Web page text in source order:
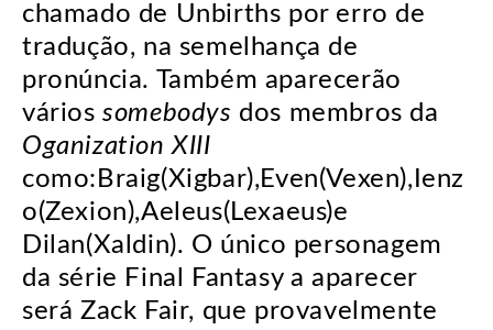
chamado de Unbirths por erro de
tradução, na semelhança de
pronúncia. Também aparecerão
váriossomebodys dos membros da
Oganization XIII
como:Braig(Xigbar),Even(Vexen),Ienz
o(Zexion),Aeleus(Lexaeus)e
Dilan(Xaldin). O único personagem
da série Final Fantasy a aparecer
será Zack Fair, que provavelmente